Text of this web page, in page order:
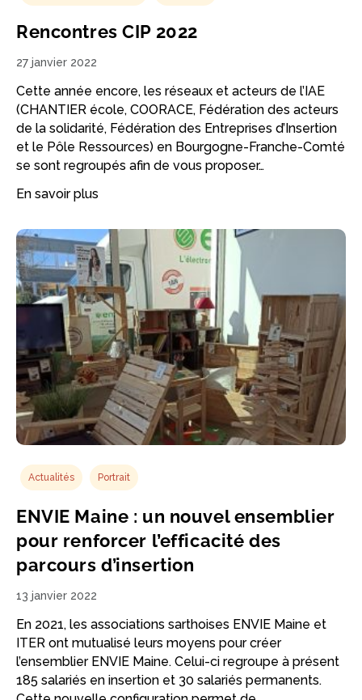
Rencontres CIP 2022
27 janvier 2022
Cette année encore, les réseaux et acteurs de l’IAE
(CHANTIER école, COORACE, Fédération des acteurs
de la solidarité, Fédération des Entreprises d’Insertion
et le Pôle Ressources) en Bourgogne-Franche-Comté
se sont regroupés afin de vous proposer…
En savoir plus
Actualités Portrait
ENVIE Maine : un nouvel ensemblier
pour renforcer l’efficacité des
parcours d’insertion
13 janvier 2022
En 2021, les associations sarthoises ENVIE Maine et
ITER ont mutualisé leurs moyens pour créer
l’ensemblier ENVIE Maine. Celui-ci regroupe à présent
185 salariés en insertion et 30 salariés permanents.